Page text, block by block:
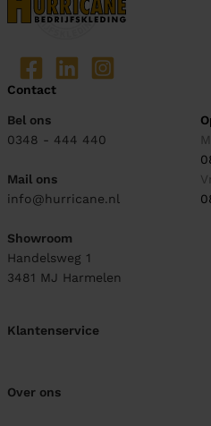
Contact
Bel ons
0348 - 444 440
Mail ons
info@hurricane.nl
Showroom
Handelsweg 1
3481 MJ Harmelen
Klantenservice
Over ons